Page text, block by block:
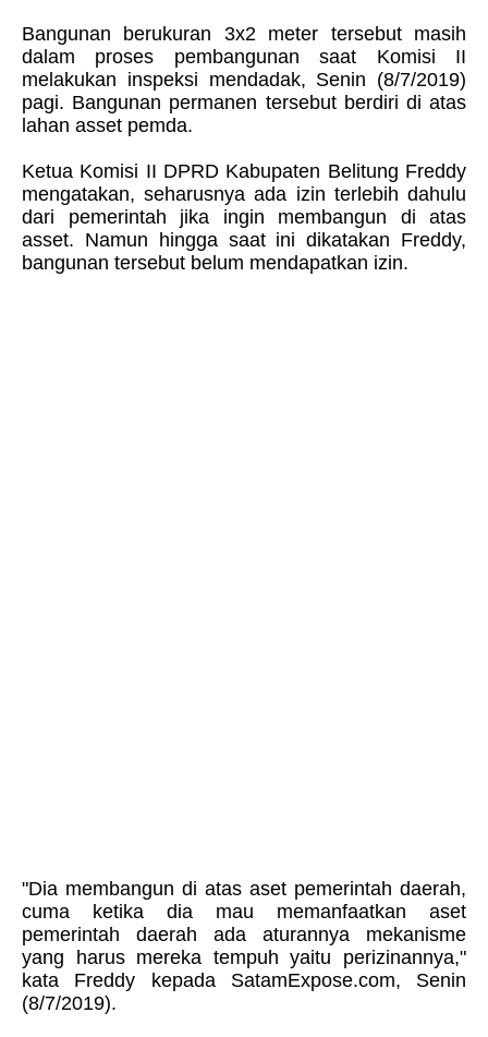
Bangunan berukuran 3x2 meter tersebut masih
dalam proses pembangunan saat Komisi II
melakukan inspeksi mendadak, Senin (8/7/2019)
pagi. Bangunan permanen tersebut berdiri di atas
lahan asset pemda.
Ketua Komisi II DPRD Kabupaten Belitung Freddy
mengatakan, seharusnya ada izin terlebih dahulu
dari pemerintah jika ingin membangun di atas
asset. Namun hingga saat ini dikatakan Freddy,
bangunan tersebut belum mendapatkan izin.
"Dia membangun di atas aset pemerintah daerah,
cuma ketika dia mau memanfaatkan aset
pemerintah daerah ada aturannya mekanisme
yang harus mereka tempuh yaitu perizinannya,"
kata Freddy kepada SatamExpose.com, Senin
(8/7/2019).